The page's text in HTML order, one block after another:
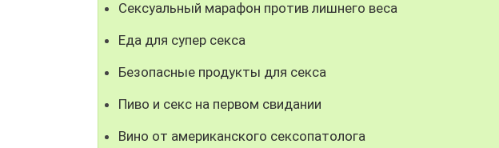
Сексуальный марафон против лишнего веса
Еда для супер секса
Безопасные продукты для секса
Пиво и секс на первом свидании
Вино от американского сексопатолога